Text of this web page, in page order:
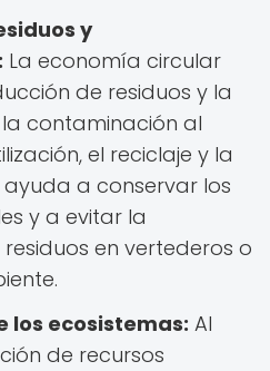
y
La economía circular
de residuos y la
contaminación al
el reciclaje y la
ayuda a conservar los
y a evitar la
en vertederos o
los ecosistemas: Al
de recursos